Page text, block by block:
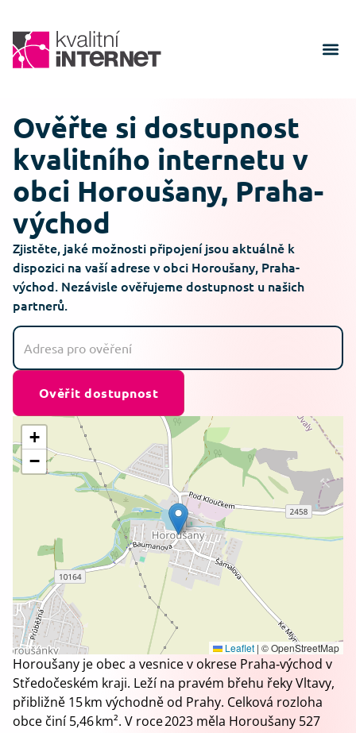
Ověřte si dostupnost
kvalitního internetu v
obci Horoušany, Praha-
východ
Zjistěte, jaké možnosti připojení jsou aktuálně k
dispozici na vaší adrese v obci Horoušany, Praha-
východ. Nezávisle ověřujeme dostupnost u našich
partnerů.
Ověřit dostupnost
+
−
Leaflet | © OpenStreetMap
Horoušany je obec a vesnice v okrese Praha‑východ v
Středočeském kraji. Leží na pravém břehu řeky Vltavy,
přibližně 15 km východně od Prahy. Celková rozloha
obce činí 5,46 km². V roce 2023 měla Horoušany 527